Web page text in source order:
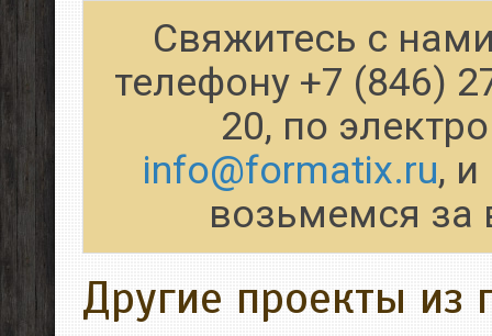
Свяжитесь с
телефону +7 (846)
20, по
info@formatix.ru,
возьмемся за
Другие проекты из